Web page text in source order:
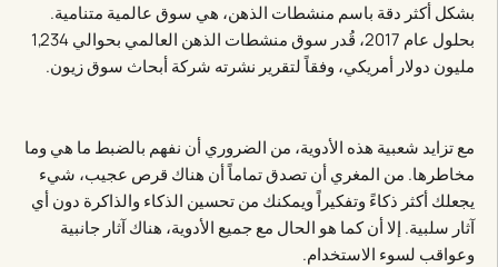
بشكل أكثر دقة باسم منشطات الذهن، هي سوق عالمية متنامية.
بحلول عام 2017، قُدر سوق منشطات الذهن العالمي بحوالي 1,234
مليون دولار أمريكي، وفقاً لتقرير نشرته شركة أبحاث سوق زيون.
مع تزايد شعبية هذه الأدوية، من الضروري أن نفهم بالضبط ما هي وما
مخاطرها. من المغري أن تصدق تماماً أن هناك قرص عجيب، شيء
يجعلك أكثر ذكاءً وتفكيراً ويمكنك من تحسين الذكاء والذاكرة دون أي
آثار سلبية. إلا أن كما هو الحال مع جميع الأدوية، هناك آثار جانبية
وعواقب لسوء الاستخدام.